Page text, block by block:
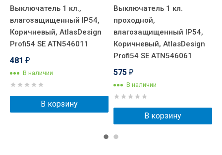
Выключатель 1 кл.,
влагозащищенный IP54,
Коричневый, AtlasDesign
Profi54 SE ATN546011
481 ₽
В наличии
В корзину
Выключатель 1 кл.
проходной,
влагозащищенный IP54,
Коричневый, AtlasDesign
Profi54 SE ATN546061
575 ₽
В наличии
В корзину